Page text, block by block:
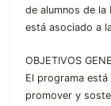
de alumnos de la
está asociado a
OBJETIVOS
El programa
promover y